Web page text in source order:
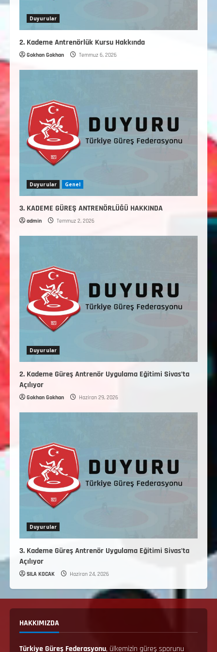
Duyurular
2. Kademe Antrenörlük Kursu Hakkında
Gokhan Gokhan Temmuz 6, 2026
Duyurular Genel
3. KADEME GÜREŞ ANTRENÖRLÜĞÜ HAKKINDA
admin Temmuz 2, 2026
Duyurular
2. Kademe Güreş Antrenör Uygulama Eğitimi Sivas’ta
Açılıyor
Gokhan Gokhan Haziran 29, 2026
Duyurular
3. Kademe Güreş Antrenör Uygulama Eğitimi Sivas’ta
Açılıyor
SILA KOCAK Haziran 24, 2026
HAKKIMIZDA
Türkiye Güreş Federasyonu, ülkemizin güreş sporunu